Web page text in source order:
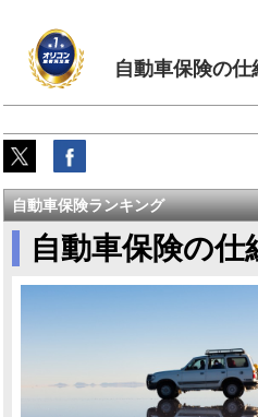
自動車保険の
自動車保険ランキング
自動車保険の